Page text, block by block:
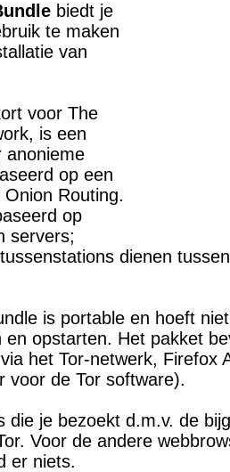
biedt je
te maken
van
voor The
is een
anonieme
op een
Routing.
op
servers;
dienen
is portable en hoeft
en opstarten. Het pakket
het Tor-netwerk, Firefox
voor de Tor software).
die je bezoekt d.m.v. de
Voor de andere
er niets.